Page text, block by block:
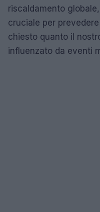
riscaldamento
cruciale per
chiesto quanto il
influenzato da eventi